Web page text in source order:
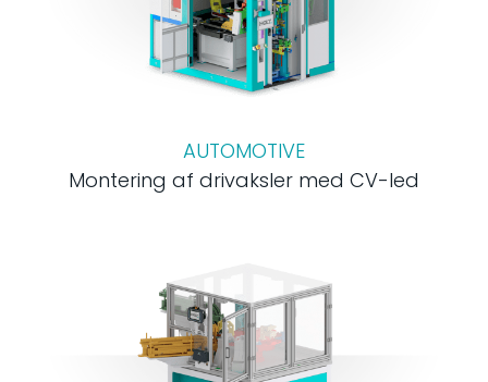
AUTOMOTIVE
Montering af drivaksler med CV-led